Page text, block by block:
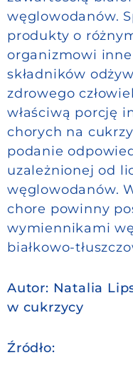
węglowodanów.
produkty o
organizmowi
składników
zdrowego
właściwą porcję
chorych na
podanie
uzależnionej od
węglowodanów.
chore powinny
wymiennikami
białkowo-
Autor: Natalia
w cukrzycy
Źródło: